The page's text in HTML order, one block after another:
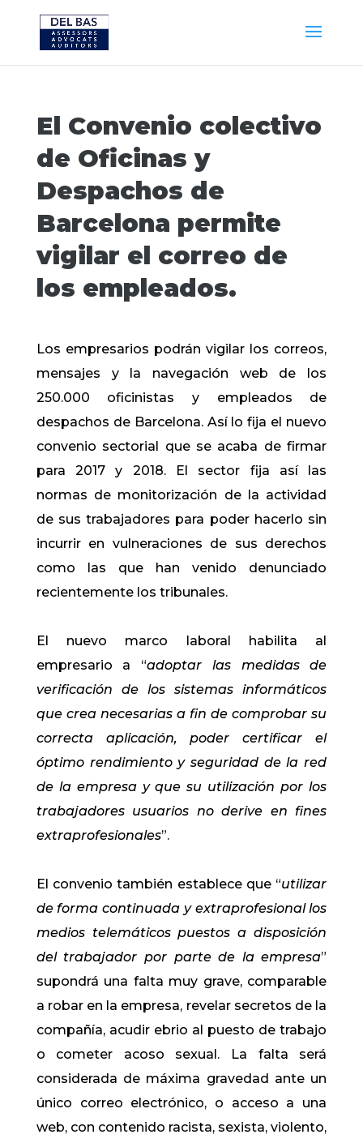
El Convenio colectivo
de Oficinas y
Despachos de
Barcelona permite
vigilar el correo de
los empleados.
Los empresarios podrán vigilar los correos,
mensajes y la navegación web de los
250.000 oficinistas y empleados de
despachos de Barcelona. Así lo fija el nuevo
convenio sectorial que se acaba de firmar
para 2017 y 2018. El sector fija así las
normas de monitorización de la actividad
de sus trabajadores para poder hacerlo sin
incurrir en vulneraciones de sus derechos
como las que han venido denunciado
recientemente los tribunales.
El nuevo marco laboral habilita al
empresario a “adoptar las medidas de
verificación de los sistemas informáticos
que crea necesarias a fin de comprobar su
correcta aplicación, poder certificar el
óptimo rendimiento y seguridad de la red
de la empresa y que su utilización por los
trabajadores usuarios no derive en fines
extraprofesionales”.
El convenio también establece que “utilizar
de forma continuada y extraprofesional los
medios telemáticos puestos a disposición
del trabajador por parte de la empresa”
supondrá una falta muy grave, comparable
a robar en la empresa, revelar secretos de la
compañía, acudir ebrio al puesto de trabajo
o cometer acoso sexual. La falta será
considerada de máxima gravedad ante un
único correo electrónico, o acceso a una
web, con contenido racista, sexista, violento,